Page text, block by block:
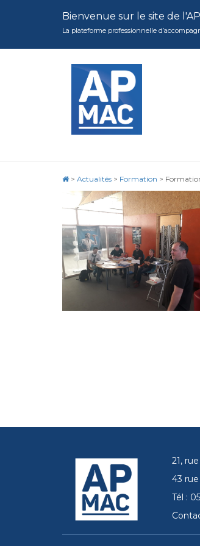
Bienvenue sur le site de
La plateforme professionnelle
> Actualités > Formation >
21,
43
Tél :